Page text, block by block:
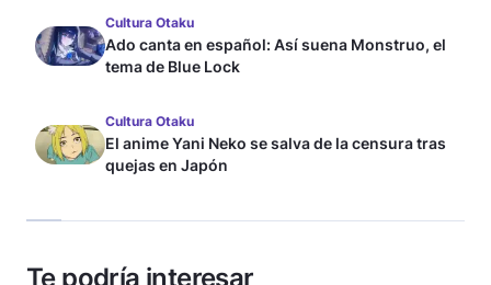
Cultura Otaku
Ado canta en español: Así suena Monstruo, el
tema de Blue Lock
Cultura Otaku
El anime Yani Neko se salva de la censura tras
quejas en Japón
Te podría interesar